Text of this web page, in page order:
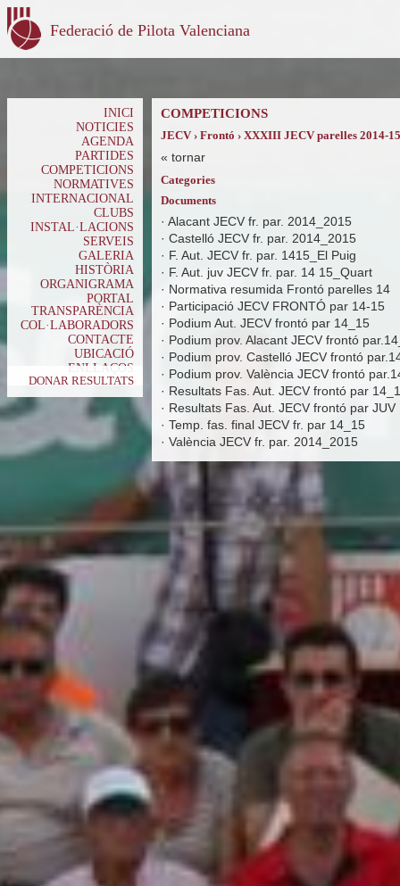
Federació de Pilota Valenciana
INICI
NOTICIES
AGENDA
PARTIDES
COMPETICIONS
NORMATIVES
INTERNACIONAL
CLUBS
INSTAL·LACIONS
SERVEIS
GALERIA
HISTÒRIA
ORGANIGRAMA
PORTAL
TRANSPARÈNCIA
COL·LABORADORS
CONTACTE
UBICACIÓ
ENLLAÇOS
DONAR RESULTATS
COMPETICIONS
JECV › Frontó › XXXIII JECV parelles 2014-15
« tornar
Categories
Documents
· Alacant JECV fr. par. 2014_2015
· Castelló JECV fr. par. 2014_2015
· F. Aut. JECV fr. par. 1415_El Puig
· F. Aut. juv JECV fr. par. 14 15_Quart
· Normativa resumida Frontó parelles 14
· Participació JECV FRONTÓ par 14-15
· Podium Aut. JECV frontó par 14_15
· Podium prov. Alacant JECV frontó
· Podium prov. Castelló JECV frontó
· Podium prov. València JECV frontó
· Resultats Fas. Aut. JECV frontó par 14_1
· Resultats Fas. Aut. JECV frontó par JUV
· Temp. fas. final JECV fr. par 14_15
· València JECV fr. par. 2014_2015